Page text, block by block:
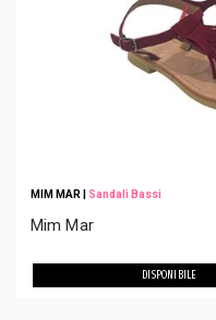
MIM MAR Sandali Bassi
Mim Mar
DISPONIBILE